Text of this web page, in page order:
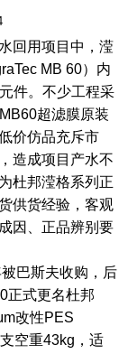
回用项目中，滢
MB 60）内
件。不少工程采
超滤膜原装
价仿品充斥市
造成项目产水不
杜邦滢格系列正
供货经验，客观
因、正品辨别要
巴斯夫收购，后
正式更名杜邦
改性PES
空重43kg，适